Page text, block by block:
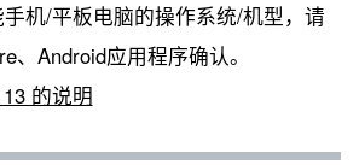
机/平板电脑的操作系统/机型，请
、Android应用程序确认。
的说明